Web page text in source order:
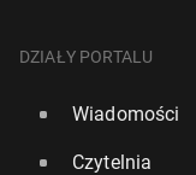
DZIAŁY PORTALU
Wiadomości
Czytelnia